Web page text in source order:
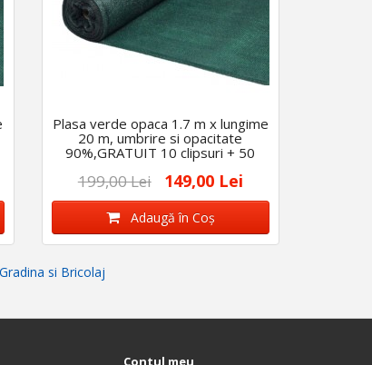
Plasa verde opaca 1.7 m x lungime
20 m, umbrire si opacitate
90%,GRATUIT 10 clipsuri + 50
199,00 Lei 149,00 Lei
Adaugă în Coş
Gradina si Bricolaj
Contul meu